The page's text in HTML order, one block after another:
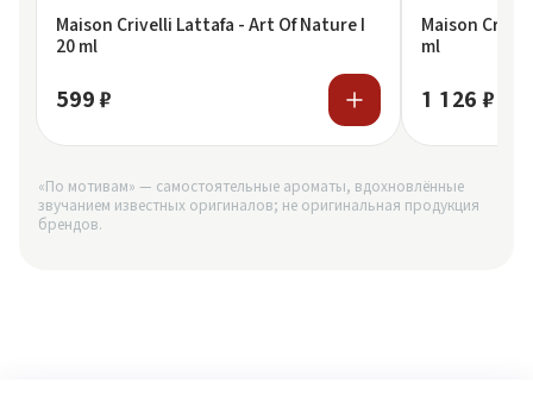
Maison Crivelli Lattafa - Art Of Nature I
20 ml
599 ₽
Maison
ml
1 126 ₽
«По мотивам» — самостоятельные ароматы, вдохновлённые
звучанием известных оригиналов; не оригинальная продукция
брендов.